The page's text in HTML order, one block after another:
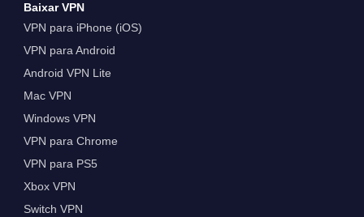
Baixar VPN
VPN para iPhone (iOS)
VPN para Android
Android VPN Lite
Mac VPN
Windows VPN
VPN para Chrome
VPN para PS5
Xbox VPN
Switch VPN